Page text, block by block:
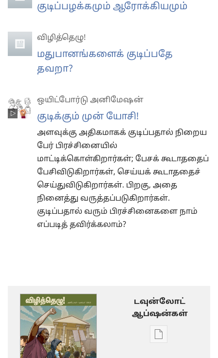
குடிப்பழக்கமும் ஆரோக்கியமும்
விழித்தெழு!
மதுபானங்களைக் குடிப்பதே
தவறா?
ஒயிட்போர்டு அனிமேஷன்
குடிக்கும் முன் யோசி!
அளவுக்கு அதிகமாகக் குடிப்பதால் நிறைய
பேர் பிரச்சினையில்
மாட்டிக்கொள்கிறார்கள்; பேசக் கூடாததைப்
பேசிவிடுகிறார்கள், செய்யக் கூடாததைச்
செய்துவிடுகிறார்கள். பிறகு, அதை
நினைத்து வருத்தப்படுகிறார்கள்.
குடிப்பதால் வரும் பிரச்சினைகளை நாம்
எப்படித் தவிர்க்கலாம்?
டவுன்லோட்
ஆப்ஷன்கள்
டிஜிட்டல்